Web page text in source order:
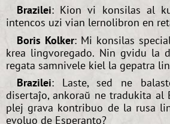
Brazilei: Kion vi konsilas al
intencos uzi vian lernolibron en
Boris Kolker: Mi konsilas
krea lingvoregado. Nin gvidu la
regata samnivele kiel la gepatra
Brazilei: Laste, sed ne
disertaĵo, ankoraŭ ne tradukita al
plej grava kontribuo de la rusa
evoluo de Esperanto?